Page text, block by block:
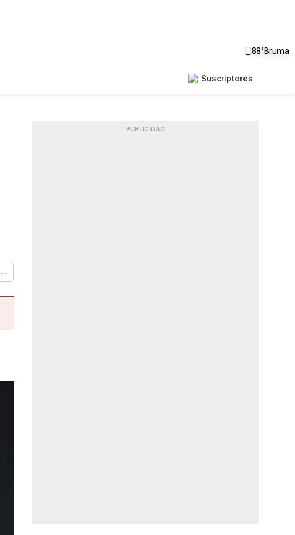
88°Bruma
Suscriptores
...
PUBLICIDAD